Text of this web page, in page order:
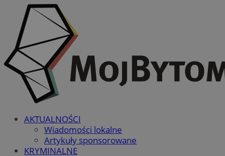
AKTUALNOŚCI
Wiadomości lokalne
Artykuły sponsorowane
KRYMINALNE